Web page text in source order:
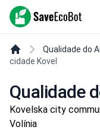
SaveEcoBot
Qualidade do
cidade Kovel
Qualidade
Kovelska city
Volínia